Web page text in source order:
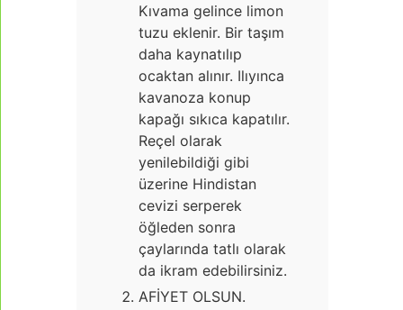
Kıvama gelince limon
tuzu eklenir. Bir taşım
daha kaynatılıp
ocaktan alınır. Ilıyınca
kavanoza konup
kapağı sıkıca kapatılır.
Reçel olarak
yenilebildiği gibi
üzerine Hindistan
cevizi serperek
öğleden sonra
çaylarında tatlı olarak
da ikram edebilirsiniz.
AFİYET OLSUN.